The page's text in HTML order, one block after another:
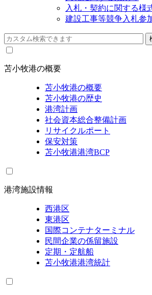
入札・契約に関する様
建設工事等競争入札参
苫小牧港の概要
苫小牧港の概要
苫小牧港の歴史
港湾計画
社会資本総合整備計画
リサイクルポート
保安対策
苫小牧港港湾BCP
港湾施設情報
西港区
東港区
国際コンテナターミナル
民間企業の係留施設
定期・定航船
苫小牧港港湾統計